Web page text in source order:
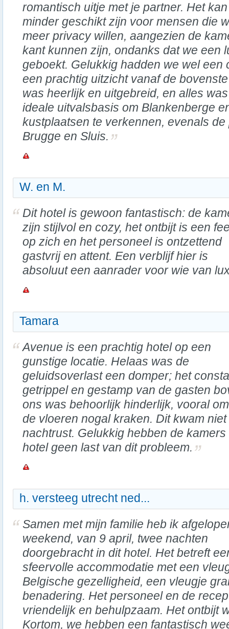
romantisch uitje met je partner. Het
minder geschikt zijn voor mensen die
meer privacy willen, aangezien de
kant kunnen zijn, ondanks dat we een
geboekt. Gelukkig hadden we wel een
een prachtig uitzicht vanaf de
was heerlijk en uitgebreid, en alles
ideale uitvalsbasis om Blankenberge
kustplaatsen te verkennen, evenals
Brugge en Sluis.
W. en M.
Dit hotel is gewoon fantastisch: de
zijn stijlvol en cozy, het ontbijt is een
op zich en het personeel is ontzettend
gastvrij en attent. Een verblijf hier is
absoluut een aanrader voor wie van
Tamara
Avenue is een prachtig hotel op een
gunstige locatie. Helaas was de
geluidsoverlast een domper; het
getrippel en gestamp van de gasten
ons was behoorlijk hinderlijk, vooral
de vloeren nogal kraken. Dit kwam
nachtrust. Gelukkig hebben de
hotel geen last van dit probleem.
h. versteeg utrecht ned...
Samen met mijn familie heb ik
weekend, van 9 april, twee nachten
doorgebracht in dit hotel. Het betreft
sfeervolle accommodatie met een
Belgische gezelligheid, een vleugje
benadering. Het personeel en de
vriendelijk en behulpzaam. Het ontbijt
Kortom, we hebben een fantastisch